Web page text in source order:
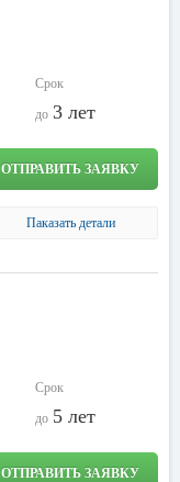
Срок
до 3 лет
ОТПРАВИТЬ ЗАЯВКУ
Паказать детали
Срок
до 5 лет
ОТПРАВИТЬ ЗАЯВКУ